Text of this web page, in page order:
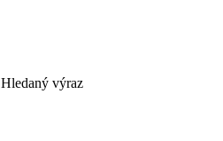
Hledaný výraz